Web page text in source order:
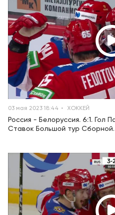
03 мая 2023 18:44 ХОККЕЙ
Россия - Белоруссия. 6:1. Гол
Ставок Большой тур Сборной.